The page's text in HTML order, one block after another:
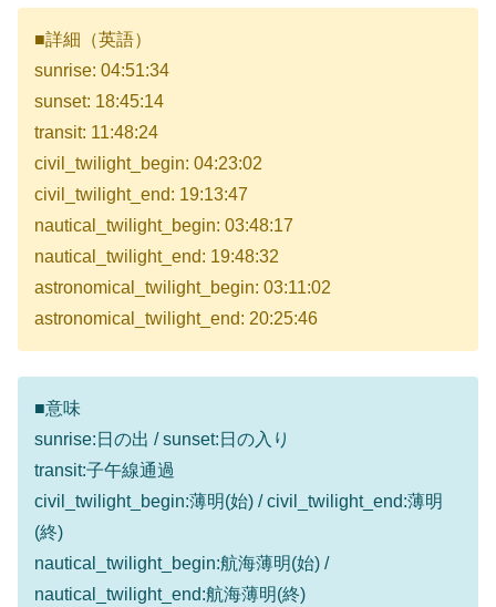
■詳細（英語）
sunrise: 04:51:34
sunset: 18:45:14
transit: 11:48:24
civil_twilight_begin: 04:23:02
civil_twilight_end: 19:13:47
nautical_twilight_begin: 03:48:17
nautical_twilight_end: 19:48:32
astronomical_twilight_begin: 03:11:02
astronomical_twilight_end: 20:25:46
■意味
sunrise:日の出 / sunset:日の入り
transit:子午線通過
civil_twilight_begin:薄明(始) / civil_twilight_end:薄明
(終)
nautical_twilight_begin:航海薄明(始) /
nautical_twilight_end:航海薄明(終)